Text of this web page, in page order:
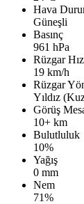
Hava
Güneşli
Basınç
961 hPa
Rüzgar
19 km/h
Rüzgar
Yıldız
Görüş
10+ km
Bulutluluk
10%
Yağış
0 mm
Nem
71%